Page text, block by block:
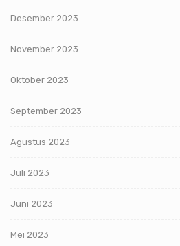
Desember 2023
November 2023
Oktober 2023
September 2023
Agustus 2023
Juli 2023
Juni 2023
Mei 2023